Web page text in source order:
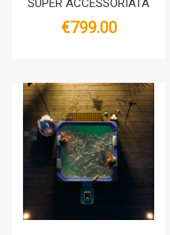
SUPER ACCESSORIATA
€799.00